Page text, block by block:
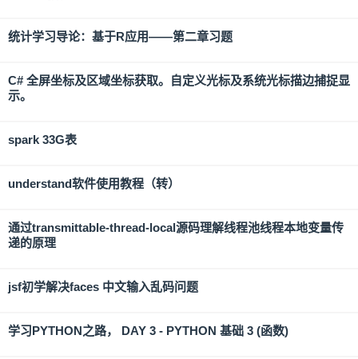
统计学习导论：基于R应用——第二章习题
C# 全屏坐标及区域坐标获取。自定义光标及系统光标描边捕捉显
示。
spark 33G表
understand软件使用教程（转）
通过transmittable-thread-local源码理解线程池线程本地变量传
递的原理
jsf初学解决faces 中文输入乱码问题
学习PYTHON之路， DAY 3 - PYTHON 基础 3 (函数)